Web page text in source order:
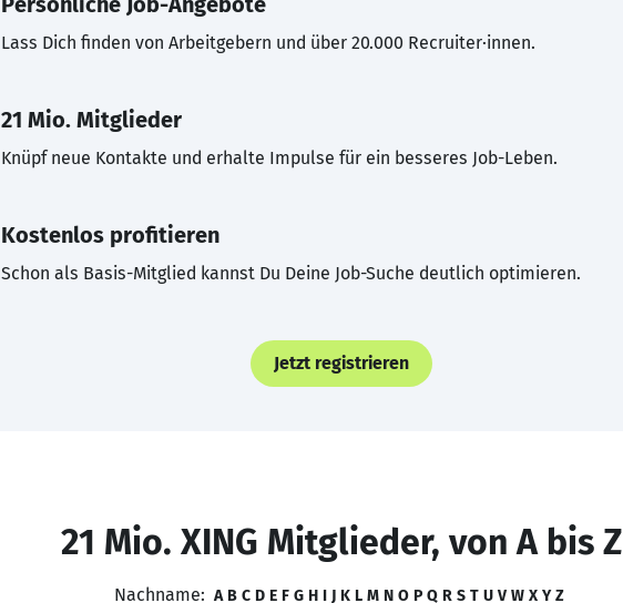
Lass Dich finden von Arbeitgebern und über 20.000 Recruiter·innen.
21 Mio. Mitglieder
Knüpf neue Kontakte und erhalte Impulse für ein besseres Job-Leben.
Kostenlos profitieren
Schon als Basis-Mitglied kannst Du Deine Job-Suche deutlich optimieren.
Jetzt registrieren
21 Mio. XING Mitglieder, von A bis Z
Nachname: A B C D E F G H I J K L M N O P Q R S T U V W X Y Z